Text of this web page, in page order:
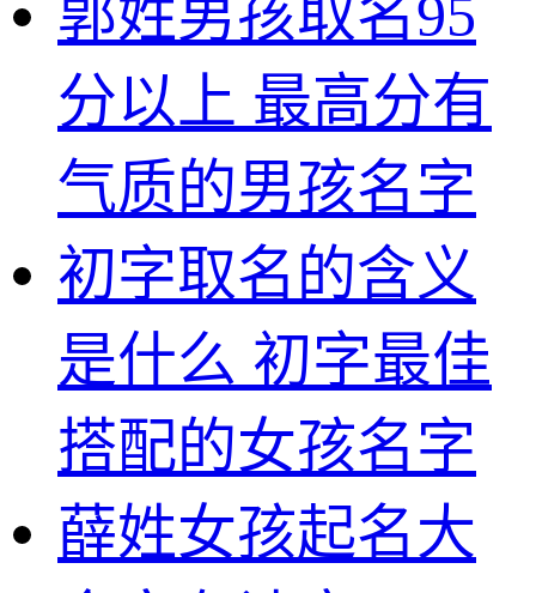
郭姓男孩取名95
分以上 最高分有
气质的男孩名字
初字取名的含义
是什么 初字最佳
搭配的女孩名字
薛姓女孩起名大